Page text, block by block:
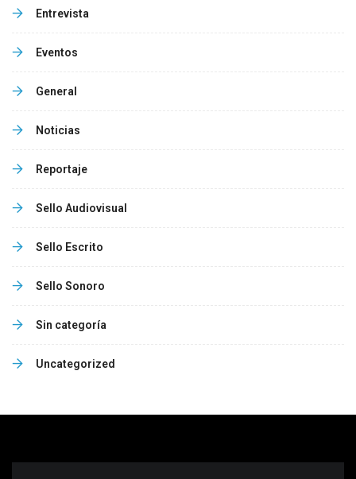
Entrevista
Eventos
General
Noticias
Reportaje
Sello Audiovisual
Sello Escrito
Sello Sonoro
Sin categoría
Uncategorized